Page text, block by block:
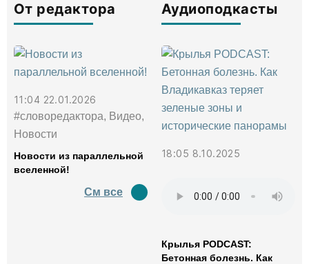
От редактора
11:04 22.01.2026
#словоредактора, Видео,
Новости
Новости из параллельной
вселенной!
См все
Аудиоподкасты
18:05 8.10.2025
Крылья PODCAST:
Бетонная болезнь. Как